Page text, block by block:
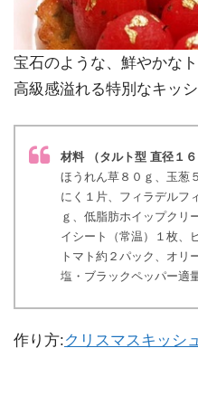
宝石のような、鮮やかな
高級感溢れる特別なキッ
材料 （タルト型 直径１６
ほうれん草８０ｇ、玉葱
にく１片、フィラデルフ
ｇ、低脂肪ホイップクリ
イシート（常温）１枚、
トマト約２パック、オリ
塩・ブラックペッパー適
作り方:クリスマスキッシ